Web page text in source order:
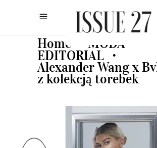
Home MODA
EDITORIAL •
Alexander Wang x
z kolekcją torebek